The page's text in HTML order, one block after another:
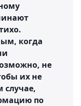
когда
не
их не
случае,
по